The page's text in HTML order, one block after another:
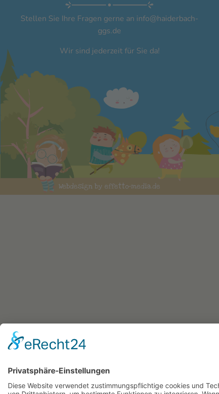
Stellen Sie Ihre Fragen gerne an info@haiderbach-
ggs.de
Wir sind jederzeit für Sie da!
Webdesign by effetto-media.de